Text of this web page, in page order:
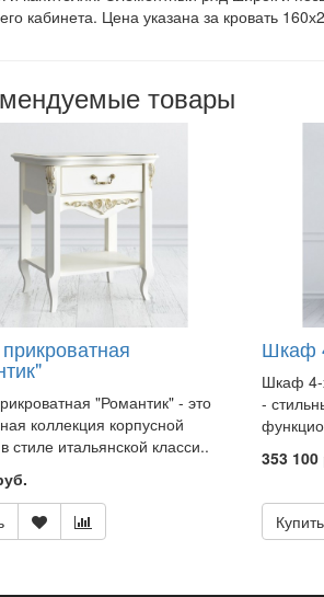
кабинета. Цена указана за кровать
товары
"Романтик" - это
коллекция корпусной
стиле итальянской класси..
Шкаф
Шкаф 4-
-
353 100
Купить